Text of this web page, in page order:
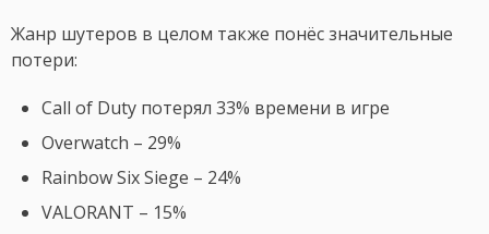
Жанр шутеров в целом также понёс значительные
потери:
Call of Duty потерял 33% времени в игре
Overwatch – 29%
Rainbow Six Siege – 24%
VALORANT – 15%